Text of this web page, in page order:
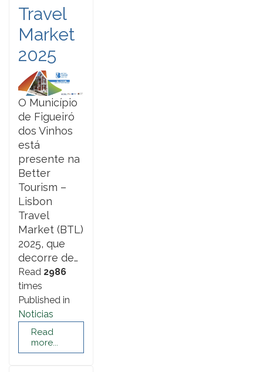
Travel
Market
2025
O Município
de Figueiró
dos Vinhos
está
presente na
Better
Tourism –
Lisbon
Travel
Market (BTL)
2025, que
decorre de…
Read 2986
times
Published in
Noticias
Read
more...